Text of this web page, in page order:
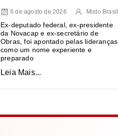
6 de agosto de 2026 Misto Brasil
Ex-deputado federal, ex-presidente
da Novacap e ex-secretário de
Obras, foi apontado pelas lideranças
como um nome experiente e
preparado
Leia Mais...